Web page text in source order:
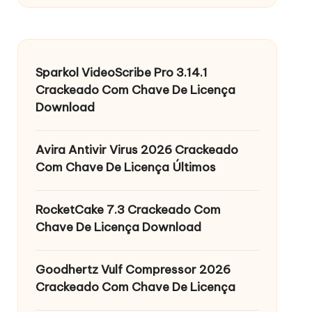
Sparkol VideoScribe Pro 3.14.1
Crackeado Com Chave De Licença
Download
Avira Antivir Virus 2026 Crackeado
Com Chave De Licença Últimos
RocketCake 7.3 Crackeado Com
Chave De Licença Download
Goodhertz Vulf Compressor 2026
Crackeado Com Chave De Licença